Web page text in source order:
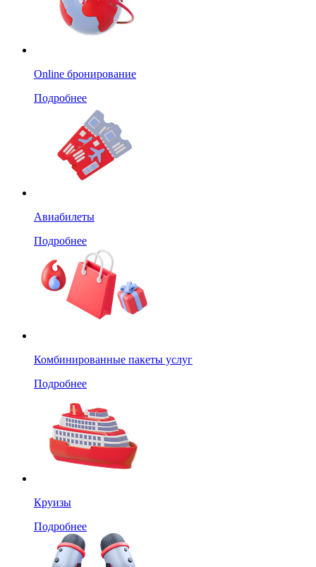
Online бронирование
Подробнее
Авиабилеты
Подробнее
Комбинированные пакеты услуг
Подробнее
Круизы
Подробнее